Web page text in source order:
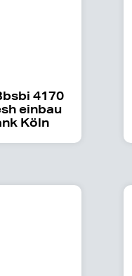
4170
einbau
Köln